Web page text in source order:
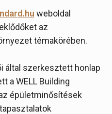
weboldal
az
témakörében.
által szerkesztett honlap
a WELL Building
épületminősítések